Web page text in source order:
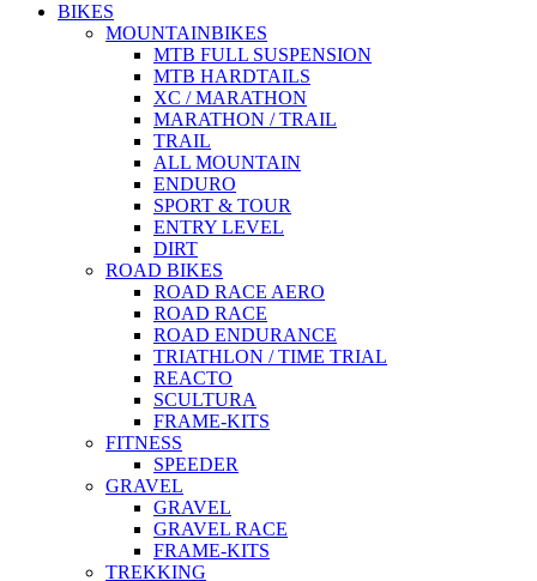
BIKES
MOUNTAINBIKES
MTB FULL SUSPENSION
MTB HARDTAILS
XC / MARATHON
MARATHON / TRAIL
TRAIL
ALL MOUNTAIN
ENDURO
SPORT & TOUR
ENTRY LEVEL
DIRT
ROAD BIKES
ROAD RACE AERO
ROAD RACE
ROAD ENDURANCE
TRIATHLON / TIME TRIAL
REACTO
SCULTURA
FRAME-KITS
FITNESS
SPEEDER
GRAVEL
GRAVEL
GRAVEL RACE
FRAME-KITS
TREKKING